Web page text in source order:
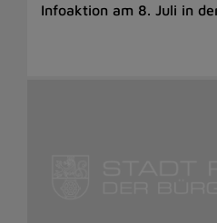
Infoaktion am 8. Juli in